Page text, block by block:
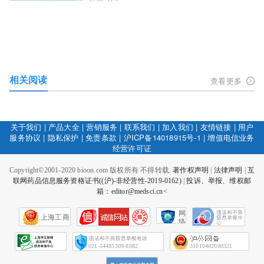
相关阅读 查看更多
关于我们 | 产品大全|营销服务 | 联系我们 | 加入我们 | 友情链接 | 用户
服务协议 | 隐私保护 |免责条款 | 沪ICP备14018915号-1 |增值电信业务
经营许可证
Copyright©2001-2020 bioon.com 版权所有 不得转载.著作权声明 法律声明
互
联网药品信息服务资格证书((沪)-非经营性-2019-0162)|投诉、举报、维权邮
箱：editor@medsci.cn<
上海工商
网
络
会
征
021-54485309-8082 31010402000321